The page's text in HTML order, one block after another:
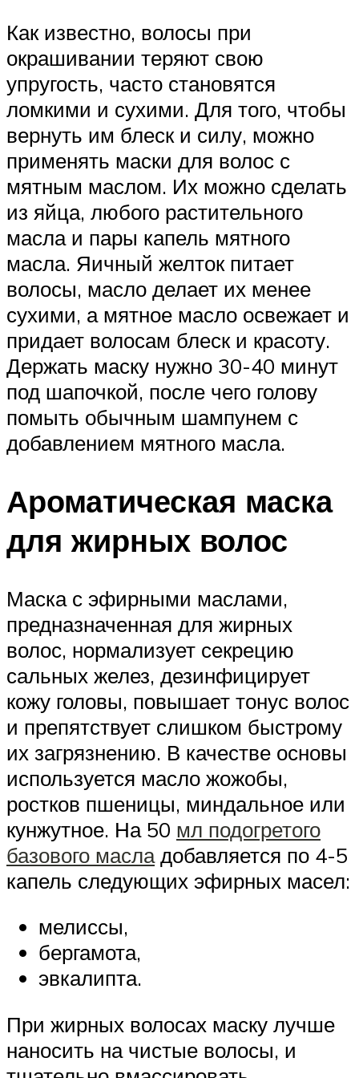
Как известно, волосы при
окрашивании теряют свою
упругость, часто становятся
ломкими и сухими. Для того, чтобы
вернуть им блеск и силу, можно
применять маски для волос с
мятным маслом. Их можно сделать
из яйца, любого растительного
масла и пары капель мятного
масла. Яичный желток питает
волосы, масло делает их менее
сухими, а мятное масло освежает и
придает волосам блеск и красоту.
Держать маску нужно 30-40 минут
под шапочкой, после чего голову
помыть обычным шампунем с
добавлением мятного масла.
Ароматическая маска
для жирных волос
Маска с эфирными маслами,
предназначенная для жирных
волос, нормализует секрецию
сальных желез, дезинфицирует
кожу головы, повышает тонус волос
и препятствует слишком быстрому
их загрязнению. В качестве основы
используется масло жожобы,
ростков пшеницы, миндальное или
кунжутное. На 50 мл подогретого
базового масладобавляется по 4-5
капель следующих эфирных масел:
мелиссы,
бергамота,
эвкалипта.
При жирных волосах маску лучше
наносить на чистые волосы, и